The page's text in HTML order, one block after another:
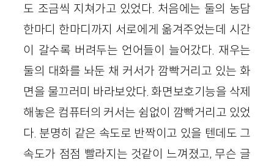
도 조금씩 지쳐가고 있었다. 처음에는 둘의 농담
한마디 한마디까지 서로에게 옮겨주었는데 시간
이 갈수록 버려두는 언어들이 늘어갔다. 재우는
둘의 대화를 놔둔 채 커서가 깜빡거리고 있는 화
면을 물끄러미 바라보았다. 화면보호기능을 삭제
해놓은 컴퓨터의 커서는 쉼없이 깜빡거리고 있었
다. 분명히 같은 속도로 반짝이고 있을 텐데도 그
속도가 점점 빨라지는 것같이 느껴졌고, 무슨 글